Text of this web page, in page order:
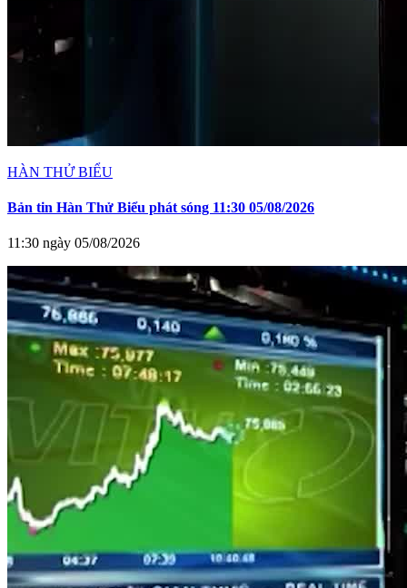
HÀN THỬ BIỂU
Bản tin Hàn Thử Biểu phát sóng 11:30 05/08/2026
11:30 ngày 05/08/2026